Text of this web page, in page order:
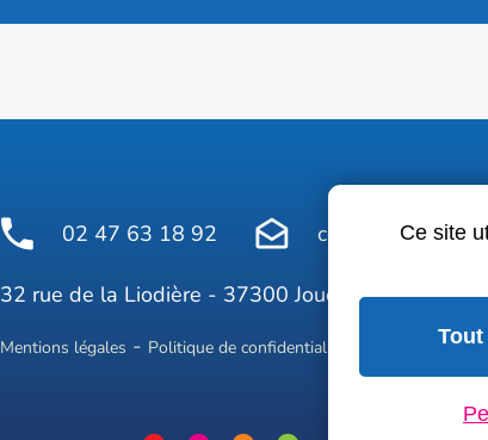
02 47 63 18 92
32 rue de la Liodière - 37300 Joué-lès-Tours
Mentions légales Politique de confidentialité Conditions
Ce site